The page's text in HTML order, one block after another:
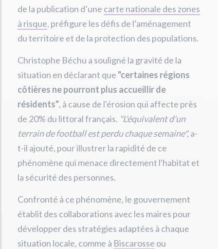
de la publication d’une carte nationale des zones
à risque, préfigure les défis de l’aménagement
du territoire et de la protection des populations.
Christophe Béchu a souligné la gravité de la
situation en déclarant que "certaines régions
côtières ne pourront plus accueillir de
résidents", à cause de l'érosion qui affecte près
de 20% du littoral français. "L'équivalent d'un
terrain de football est perdu chaque semaine",a-
t-il ajouté, pour illustrer la rapidité de ce
phénomène qui menace directement l'habitat et
la sécurité des personnes.
Confronté à ce phénomène, le gouvernement
établit des collaborations avec les maires pour
développer des stratégies adaptées à chaque
situation locale, comme à Biscarosse ou